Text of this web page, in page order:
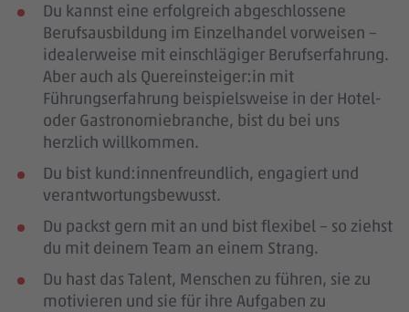
Du kannst eine erfolgreich abgeschlossene
Berufsausbildung im Einzelhandel vorweisen –
idealerweise mit einschlägiger Berufserfahrung.
Aber auch als Quereinsteiger:in mit
Führungserfahrung beispielsweise in der Hotel-
oder Gastronomiebranche, bist du bei uns
herzlich willkommen.
Du bist kund:innenfreundlich, engagiert und
verantwortungsbewusst.
Du packst gern mit an und bist flexibel – so ziehst
du mit deinem Team an einem Strang.
Du hast das Talent, Menschen zu führen, sie zu
motivieren und sie für ihre Aufgaben zu